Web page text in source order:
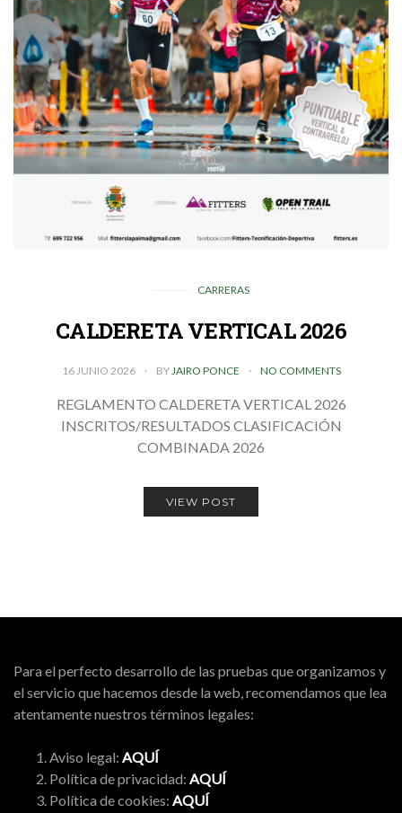
CARRERAS
CALDERETA VERTICAL 2026
16 JUNIO 2026 BY JAIRO PONCE NO COMMENTS
REGLAMENTO CALDERETA VERTICAL 2026
INSCRITOS/RESULTADOS CLASIFICACIÓN
COMBINADA 2026
VIEW POST
Para el perfecto desarrollo de las pruebas que organizamos y
el servicio que hacemos desde la web, recomendamos que lea
atentamente nuestros términos legales:
Aviso legal: AQUÍ
Política de privacidad: AQUÍ
Política de cookies: AQUÍ